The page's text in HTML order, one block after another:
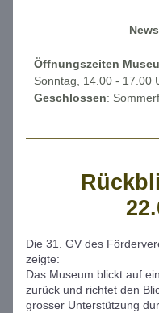
Öffnungszeiten
Sonntag, 14.00 - 17.00
Geschlossen:
Die 31. GV des
zeigte:
Das Museum blickt auf
zurück und richtet den
grosser Unterstützung